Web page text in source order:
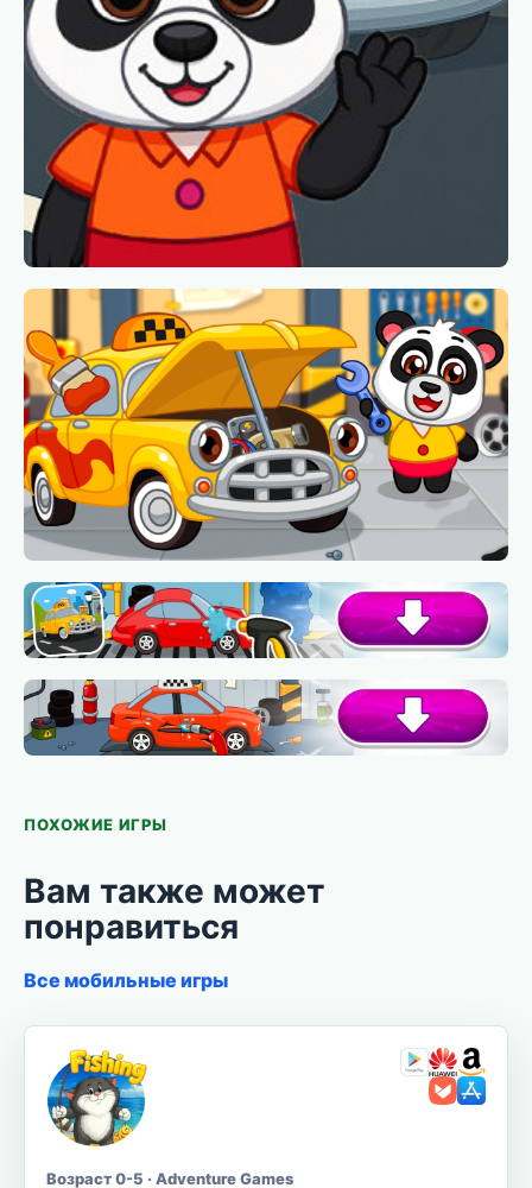
ПОХОЖИЕ ИГРЫ
Вам также может
понравиться
Все мобильные игры
Возраст 0-5 · Adventure Games